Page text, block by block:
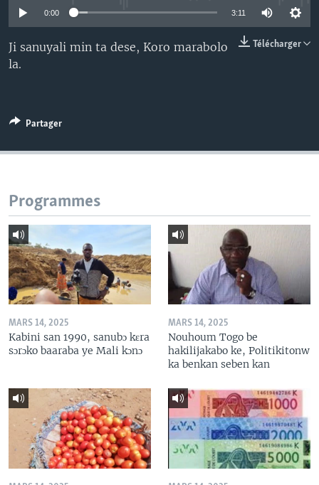
0:00 3:11
Télécharger
Ji sanuyali min ta dese, Koro marabolo
la.
Partager
Programmes
MARS 14, 2025
Kabini san 1990, sanubɔ kɛra
sɔrɔko baaraba ye Mali kɔnɔ
MARS 14, 2025
Nouhoum Togo be
hakilijakabo ke, Politikitonw
ka benkan seben kan